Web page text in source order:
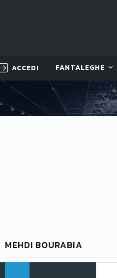
ACCEDI FANTALEGHE
MEHDI BOURABIA